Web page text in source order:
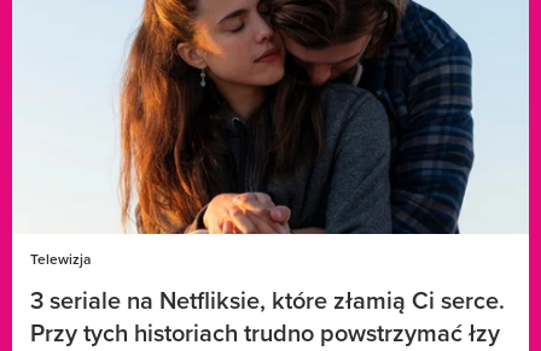
Telewizja
3 seriale na Netfliksie, które złamią Ci serce.
Przy tych historiach trudno powstrzymać łzy